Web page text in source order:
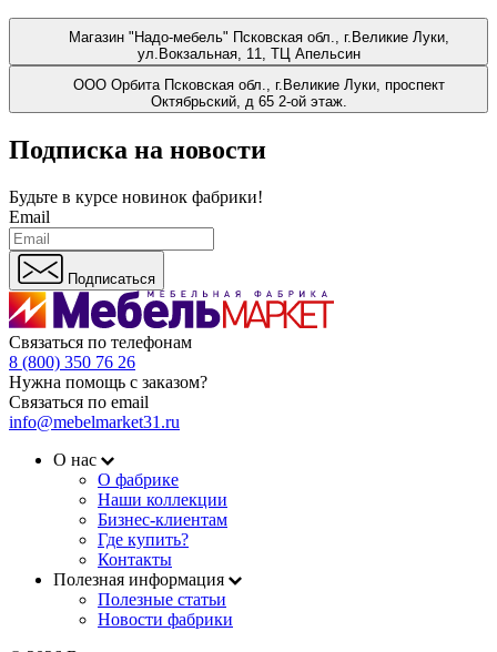
Магазин "Надо-мебель" Псковская обл., г.Великие Луки,
ул.Вокзальная, 11, ТЦ Апельсин
ООО Орбита Псковская обл., г.Великие Луки, проспект
Октябрьский, д 65 2-ой этаж.
Подписка на новости
Будьте в курсе новинок фабрики!
Email
Подписаться
Связаться по телефонам
8 (800) 350 76 26
Нужна помощь с заказом?
Связаться по email
info@mebelmarket31.ru
О нас
О фабрике
Наши коллекции
Бизнес-клиентам
Где купить?
Контакты
Полезная информация
Полезные статьи
Новости фабрики